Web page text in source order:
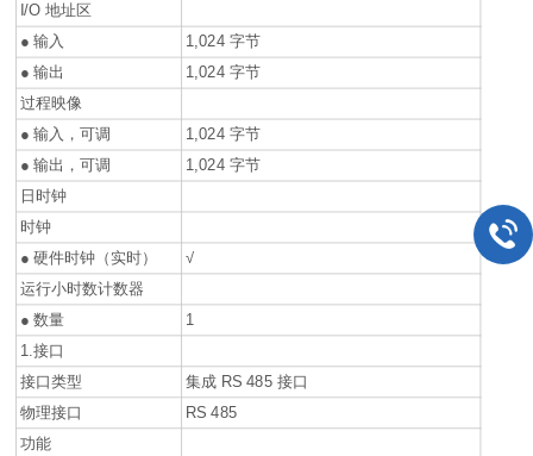
I/O 地址区
● 输入
1,024 字节
● 输出
1,024 字节
过程映像
● 输入，可调
1,024 字节
● 输出，可调
1,024 字节
日时钟
时钟
● 硬件时钟（实时）
√
运行小时数计数器
● 数量
1
1.接口
接口类型
集成 RS 485 接口
物理接口
RS 485
功能